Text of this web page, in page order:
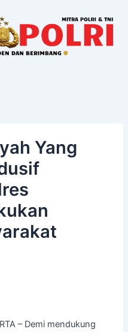
Yang
– Demi mendukung